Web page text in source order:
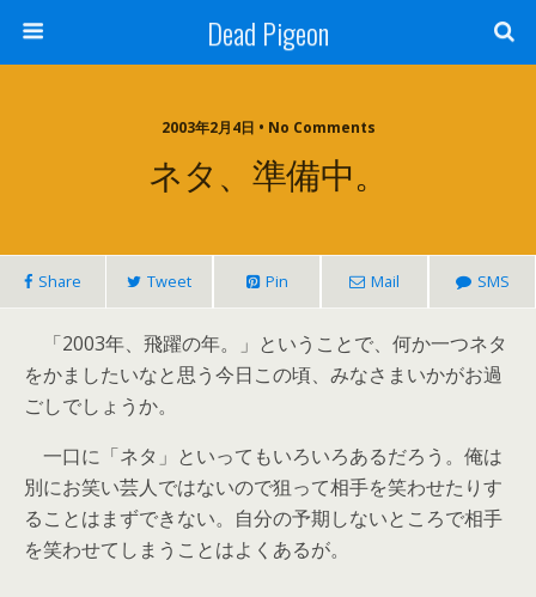
Dead Pigeon
2003年2月4日 • No Comments
ネタ、準備中。
Share Tweet Pin Mail SMS
「2003年、飛躍の年。」ということで、何か一つネタ
をかましたいなと思う今日この頃、みなさまいかがお過
ごしでしょうか。
一口に「ネタ」といってもいろいろあるだろう。俺は
別にお笑い芸人ではないので狙って相手を笑わせたりす
ることはまずできない。自分の予期しないところで相手
を笑わせてしまうことはよくあるが。